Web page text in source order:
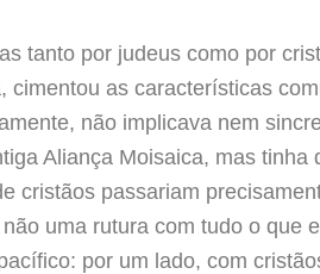
tanto por judeus como por
cimentou as características
não implicava nem
Aliança Moisaica, mas
cristãos passariam
uma rutura com tudo o que
por um lado, com